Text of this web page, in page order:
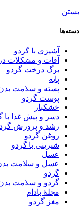
بستن
دسته‌ها
آشپزی با گردو
آفات و مشکلات
برگ درخت گردو
پایه
پسته و سلامت
پوست گردو
خشکبار
دسر و پیش غذا با
رشد و پرورش
روغن گردو
شیرینی با گردو
عسل
عسل و سلامت
گردو
گردو و سلامت
مجلۀ بادام
مغز گردو